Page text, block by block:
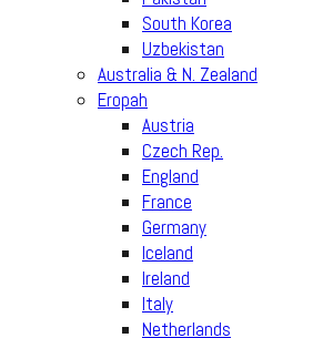
South Korea
Uzbekistan
Australia & N. Zealand
Eropah
Austria
Czech Rep.
England
France
Germany
Iceland
Ireland
Italy
Netherlands